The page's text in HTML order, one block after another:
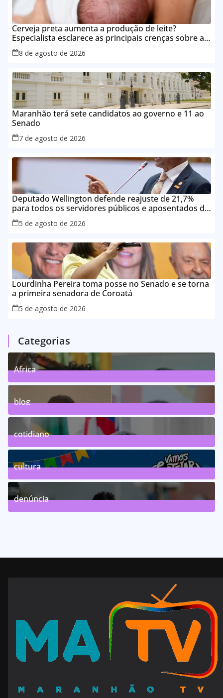
Cerveja preta aumenta a produção de leite?
Especialista esclarece as principais crenças sobre a
alimentação durante a amamentação
8 de agosto de 2026
Maranhão terá sete candidatos ao governo e 11 ao
Senado
7 de agosto de 2026
Deputado Wellington defende reajuste de 21,7%
para todos os servidores públicos e aposentados do
Maranhão
5 de agosto de 2026
Lourdinha Pereira toma posse no Senado e se torna
a primeira senadora de Coroatá
5 de agosto de 2026
Categorias
Africa
0Posts
blog
75Posts
cotidiano
46Posts
cultura
63Posts
denúncia